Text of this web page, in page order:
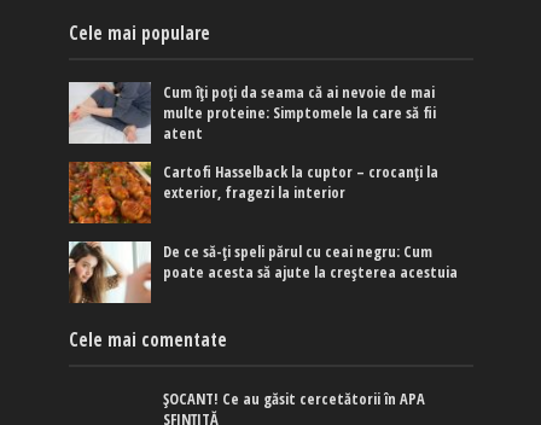
Cele mai populare
Cum îți poți da seama că ai nevoie de mai
multe proteine: Simptomele la care să fii
atent
Cartofi Hasselback la cuptor – crocanți la
exterior, fragezi la interior
De ce să-ți speli părul cu ceai negru: Cum
poate acesta să ajute la creșterea acestuia
Cele mai comentate
ȘOCANT! Ce au găsit cercetătorii în APA
SFINȚITĂ